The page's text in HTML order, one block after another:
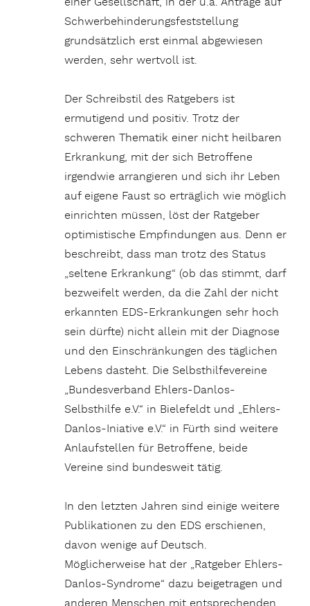
Schwerbehinderungsfeststellung
grundsätzlich erst einmal abgewiesen
werden, sehr wertvoll ist.
Der Schreibstil des Ratgebers ist
ermutigend und positiv. Trotz der
schweren Thematik einer nicht heilbaren
Erkrankung, mit der sich Betroffene
irgendwie arrangieren und sich ihr Leben
auf eigene Faust so erträglich wie möglich
einrichten müssen, löst der Ratgeber
optimistische Empfindungen aus. Denn er
beschreibt, dass man trotz des Status
„seltene Erkrankung“ (ob das stimmt, darf
bezweifelt werden, da die Zahl der nicht
erkannten EDS-Erkrankungen sehr hoch
sein dürfte) nicht allein mit der Diagnose
und den Einschränkungen des täglichen
Lebens dasteht. Die Selbsthilfevereine
„Bundesverband Ehlers-Danlos-
Selbsthilfe e.V.“ in Bielefeldt und „Ehlers-
Danlos-Iniative e.V.“ in Fürth sind weitere
Anlaufstellen für Betroffene, beide
Vereine sind bundesweit tätig.
In den letzten Jahren sind einige weitere
Publikationen zu den EDS erschienen,
davon wenige auf Deutsch.
Möglicherweise hat der „Ratgeber Ehlers-
Danlos-Syndrome“ dazu beigetragen und